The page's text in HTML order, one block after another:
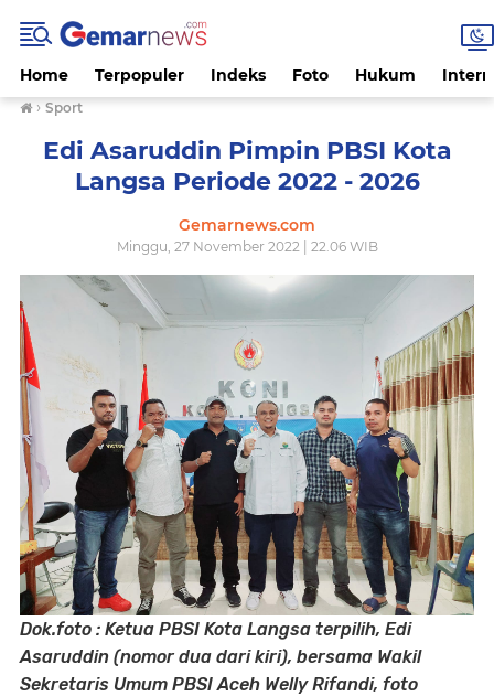
Home Terpopuler Indeks Foto Hukum
›Sport
Edi Asaruddin Pimpin PBSI Kota
Langsa Periode 2022 - 2026
Gemarnews.com
Minggu, 27 November 2022 | 22.06 WIB
Dok.foto : Ketua PBSI Kota Langsa terpilih, Edi
Asaruddin (nomor dua dari kiri), bersama Wakil
Sekretaris Umum PBSI Aceh Welly Rifandi, foto